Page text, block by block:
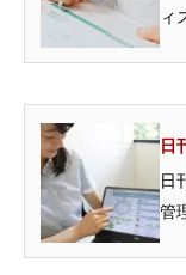
ィ
日
関
日
管